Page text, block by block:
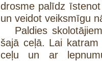
drosme palīdz
un veidot veiksmīgu
Paldies
šajā ceļā. Lai
ceļu un ar